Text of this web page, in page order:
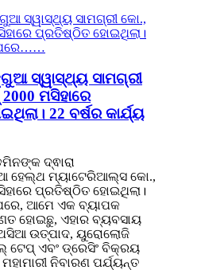
ସ୍ୱାସ୍ଥ୍ୟ ସାମଗ୍ରୀ
ମସିହାରେ
22 ବର୍ଷର କାର୍ଯ୍ୟ
ଦ୍ଵାରା
ହେଲ୍ଥ ମ୍ୟାଟେରିଆଲ୍ସ କୋ.,
ପ୍ରତିଷ୍ଠିତ ହୋଇଥିଲା।
ପରେ, ଆମେ ଏକ ବ୍ୟାପକ
ହୋଇଛୁ, ଏହାର ବ୍ୟବସାୟ
ଉତ୍ପାଦ, ୟୁରୋଲୋଜି
ଟେପ୍ ଏବଂ ଡ୍ରେସିଂ ବିକ୍ରୟ
ନିବାରଣ ପର୍ଯ୍ୟନ୍ତ